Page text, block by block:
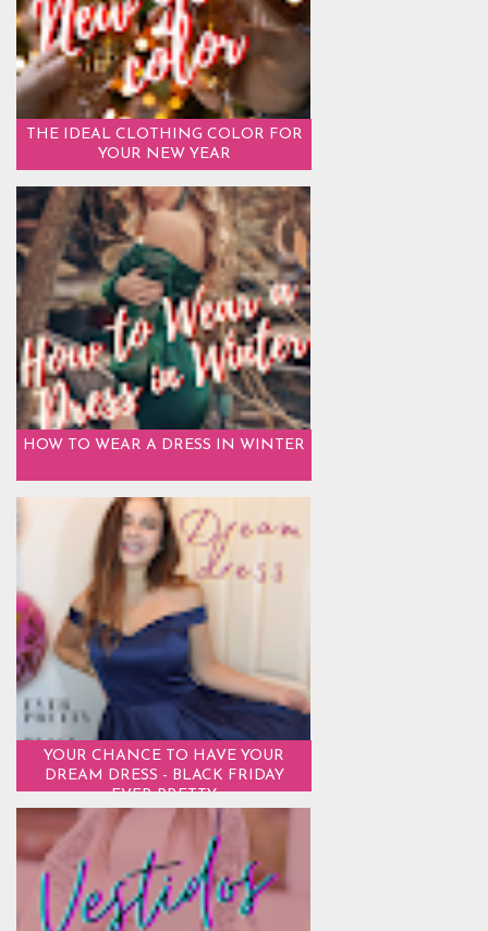
THE IDEAL CLOTHING COLOR FOR
YOUR NEW YEAR
HOW TO WEAR A DRESS IN WINTER
YOUR CHANCE TO HAVE YOUR
DREAM DRESS - BLACK FRIDAY
EVER PRETTY